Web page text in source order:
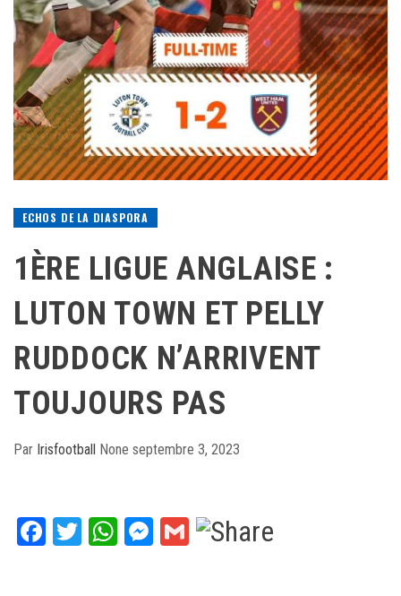
ECHOS DE LA DIASPORA
1ÈRE LIGUE ANGLAISE :
LUTON TOWN ET PELLY
RUDDOCK N’ARRIVENT
TOUJOURS PAS
Par Irisfootball None septembre 3, 2023
Facebook
TwitterWhatsApp
Messenger
Gmail